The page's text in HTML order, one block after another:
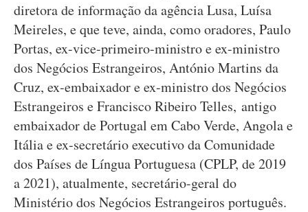
diretora de informação da agência Lusa, Luísa
Meireles, e que teve, ainda, como oradores, Paulo
Portas, ex-vice-primeiro-ministro e ex-ministro
dos Negócios Estrangeiros, António Martins da
Cruz, ex-embaixador e ex-ministro dos Negócios
Estrangeiros e Francisco Ribeiro Telles, antigo
embaixador de Portugal em Cabo Verde, Angola e
Itália e ex-secretário executivo da Comunidade
dos Países de Língua Portuguesa (CPLP, de 2019
a 2021), atualmente, secretário-geral do
Ministério dos Negócios Estrangeiros português.